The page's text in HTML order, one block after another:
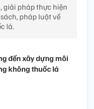
giải pháp thực hiện
pháp luật về
lá.
đến xây dựng môi
không thuốc lá